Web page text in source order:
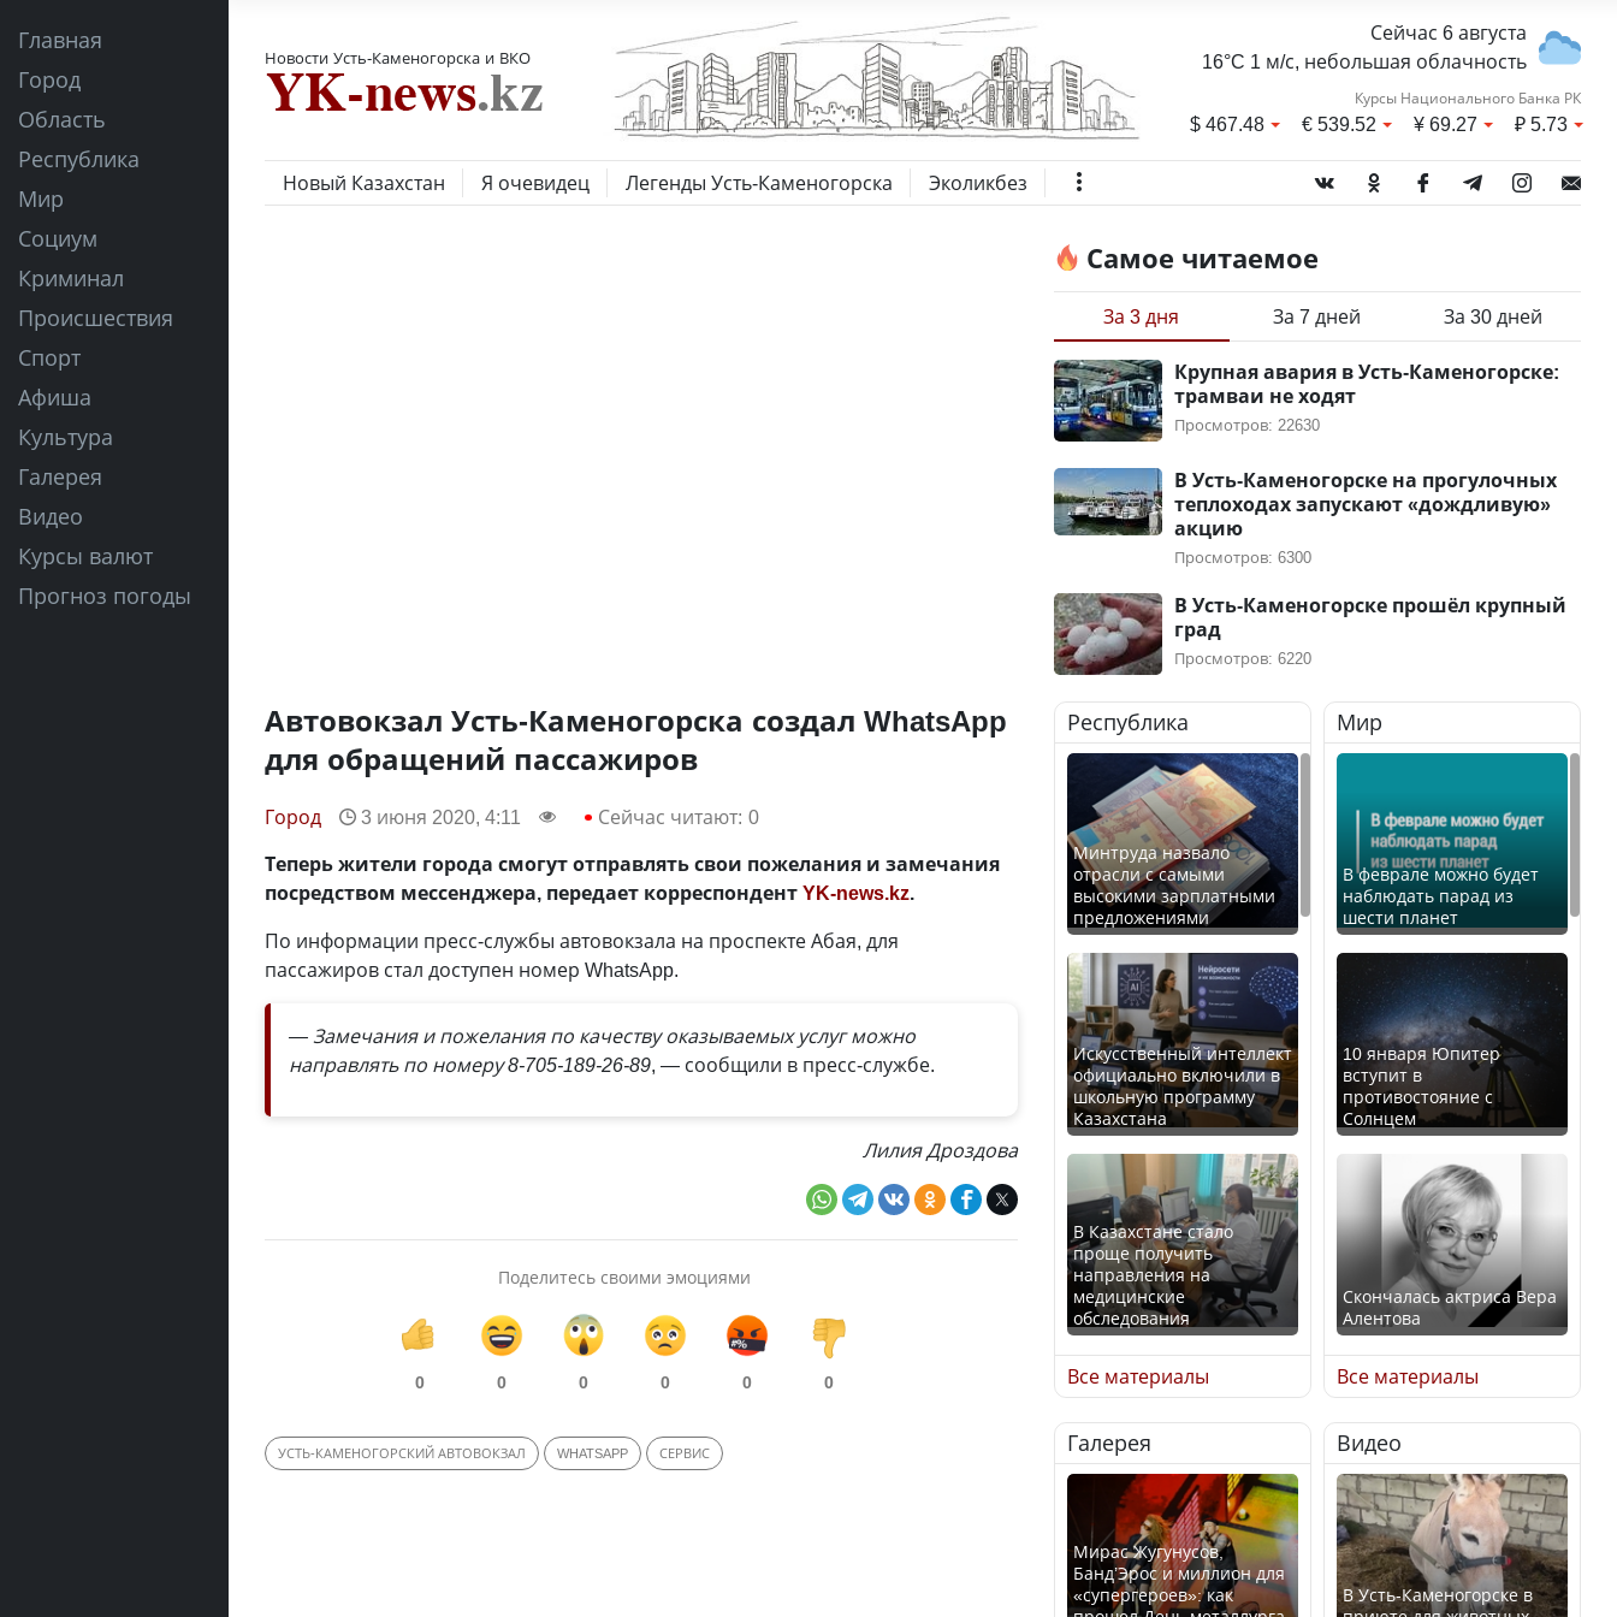
Главная
Город
Область
Республика
Мир
Социум
Криминал
Происшествия
Спорт
Афиша
Культура
Галерея
Видео
Курсы валют
Прогноз погоды
Новости Усть-Каменогорска и ВКО
Сейчас 6 августа
16°C 1 м/с, небольшая облачность
Курсы Национального Банка РК
$467.48 €539.52 ¥69.27 ₽5.73
Новый Казахстан Я очевидец Легенды Усть-Каменогорска Эколикбез
Автовокзал Усть-Каменогорска создал WhatsApp
для обращений пассажиров
Город 3 июня 2020, 4:11 Сейчас читают: 0
Теперь жители города смогут отправлять свои пожелания и замечания
посредством мессенджера, передает корреспондентYK-news.kz.
По информации пресс-службы автовокзала на проспекте Абая, для
пассажиров стал доступен номер WhatsApp.
— Замечания и пожелания по качеству оказываемых услуг можно
направлять по номеру 8-705-189-26-89, — сообщили в пресс-службе.
Лилия Дроздова
Поделитесь своими эмоциями
0 0 0 0 0 0
УСТЬ-КАМЕНОГОРСКИЙ АВТОВОКЗАЛ WHATSAPP СЕРВИС
Самое читаемое
За 3 дня За 7 дней За 30 дней
Крупная авария в Усть-Каменогорске:
трамваи не ходят
Просмотров: 22630
В Усть-Каменогорске на прогулочных
теплоходах запускают «дождливую»
акцию
Просмотров: 6300
В Усть-Каменогорске прошёл крупный
град
Просмотров: 6220
Республика
Минтруда назвало
отрасли с самыми
высокими зарплатными
предложениями
Искусственный интеллект
официально включили в
школьную программу
Казахстана
В Казахстане стало
проще получить
направления на
медицинские
обследования
Қазақстан Орталық Азия
елдері арасында әл-ауқат
индексінде көш бастады
Все материалы
Мир
В феврале можно будет
наблюдать парад из
шести планет
10 января Юпитер
вступит в
противостояние с
Солнцем
Скончалась актриса Вера
Алентова
В РФ вынесен заочный
приговор по уголовному
делу об убийстве Игоря
Талькова
Все материалы
Галерея
Мирас Жугунусов,
Банд’Эрос и миллион для
«супергероев»: как
Видео
В Усть-Каменогорске в